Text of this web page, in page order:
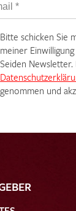
Bitte schicken Sie
meiner
Seiden Newsletter.
genommen und